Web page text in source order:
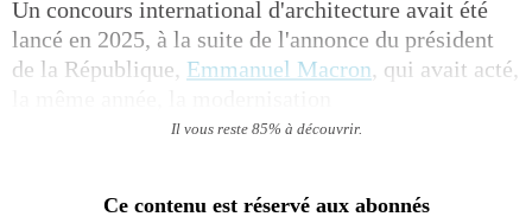
Un concours international d'architecture avait été
lancé en 2025, à la suite de l'annonce du président
de la République, Emmanuel Macron, qui avait acté,
Il vous reste 85% à découvrir.
Ce contenu est réservé aux abonnés